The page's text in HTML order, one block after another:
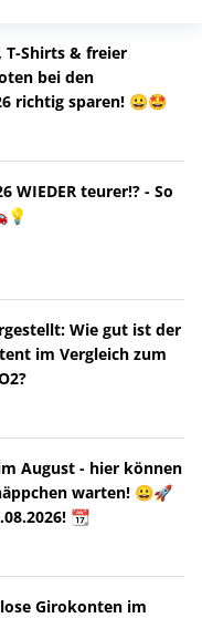
T-Shirts & freier
bei den
richtig sparen! 😀🤩
WIEDER teurer!? - So
Wie gut ist der
im Vergleich zum
August - hier können
warten! 😀🚀
📆
Girokonten im